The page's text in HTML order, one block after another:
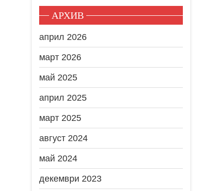
АРХИВ
април 2026
март 2026
май 2025
април 2025
март 2025
август 2024
май 2024
декември 2023